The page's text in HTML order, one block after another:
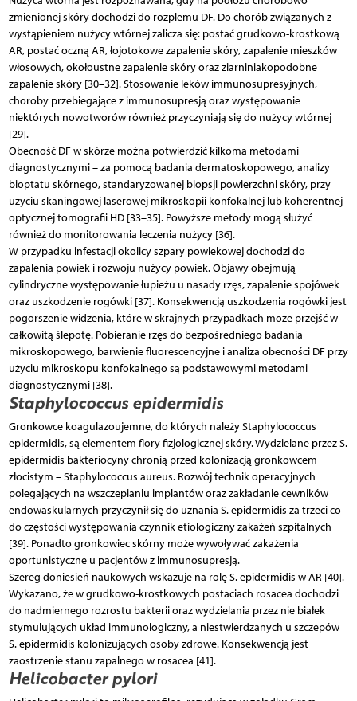
zmienionej skóry dochodzi do rozplemu DF. Do chorób związanych z
wystąpieniem nużycy wtórnej zalicza się: postać grudkowo-krostkową
AR, postać oczną AR, łojotokowe zapalenie skóry, zapalenie mieszków
włosowych, okołoustne zapalenie skóry oraz ziarniniakopodobne
zapalenie skóry [30–32]. Stosowanie leków immunosupresyjnych,
choroby przebiegające z immunosupresją oraz występowanie
niektórych nowotworów również przyczyniają się do nużycy wtórnej
[29].
Obecność DF w skórze można potwierdzić kilkoma metodami
diagnostycznymi – za pomocą badania dermatoskopowego, analizy
bioptatu skórnego, standaryzowanej biopsji powierzchni skóry, przy
użyciu skaningowej laserowej mikroskopii konfokalnej lub koherentnej
optycznej tomografii HD [33–35]. Powyższe metody mogą służyć
również do monitorowania leczenia nużycy [36].
W przypadku infestacji okolicy szpary powiekowej dochodzi do
zapalenia powiek i rozwoju nużycy powiek. Objawy obejmują
cylindryczne występowanie łupieżu u nasady rzęs, zapalenie spojówek
oraz uszkodzenie rogówki [37]. Konsekwencją uszkodzenia rogówki jest
pogorszenie widzenia, które w skrajnych przypadkach może przejść w
całkowitą ślepotę. Pobieranie rzęs do bezpośredniego badania
mikroskopowego, barwienie fluorescencyjne i analiza obecności DF przy
użyciu mikroskopu konfokalnego są podstawowymi metodami
diagnostycznymi [38].
Staphylococcus epidermidis
Gronkowce koagulazoujemne, do których należy Staphylococcus
epidermidis, są elementem flory fizjologicznej skóry. Wydzielane przez S.
epidermidis bakteriocyny chronią przed kolonizacją gronkowcem
złocistym – Staphylococcus aureus. Rozwój technik operacyjnych
polegających na wszczepianiu implantów oraz zakładanie cewników
endowaskularnych przyczynił się do uznania S. epidermidis za trzeci co
do częstości występowania czynnik etiologiczny zakażeń szpitalnych
[39]. Ponadto gronkowiec skórny może wywoływać zakażenia
oportunistyczne u pacjentów z immunosupresją.
Szereg doniesień naukowych wskazuje na rolę S. epidermidis w AR [40].
Wykazano, że w grudkowo-krostkowych postaciach rosacea dochodzi
do nadmiernego rozrostu bakterii oraz wydzielania przez nie białek
stymulujących układ immunologiczny, a niestwierdzanych u szczepów
S. epidermidis kolonizujących osoby zdrowe. Konsekwencją jest
zaostrzenie stanu zapalnego w rosacea [41].
Helicobacter pylori